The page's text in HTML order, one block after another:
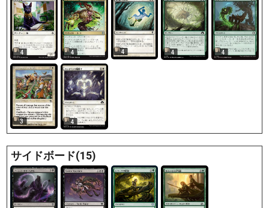
4 4 4 4 4
3 4
サイドボード(15)